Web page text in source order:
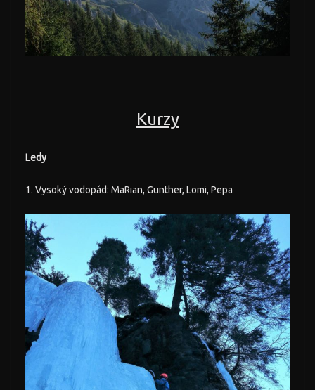
Kurzy
Ledy
1. Vysoký vodopád: MaRian, Gunther, Lomi, Pepa